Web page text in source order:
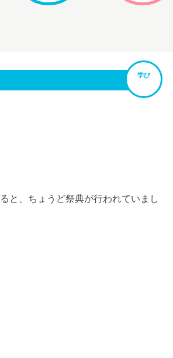
学び
と、ちょうど祭典が行われていまし